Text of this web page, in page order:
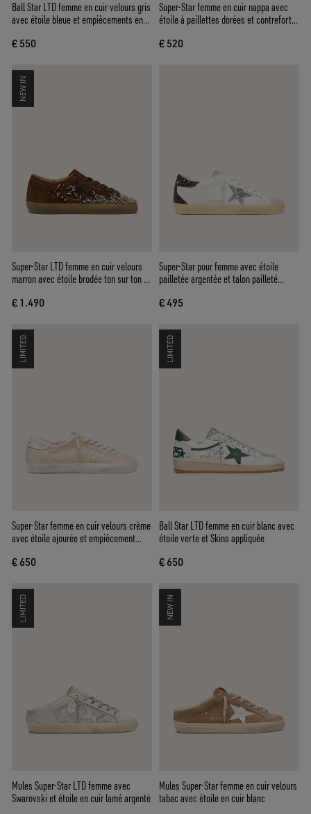
Ball Star LTD femme en cuir velours gris
avec étoile bleue et empiècements en
€ 550
Super-Star femme en cuir nappa avec
étoile à paillettes dorées et contrefort à
€ 520
NEW IN
Super-Star LTD femme en cuir velours
marron avec étoile brodée ton sur ton et
€ 1.490
Super-Star pour femme avec étoile
pailletée argentée et talon pailleté
€ 495
LIMITED
Super-Star femme en cuir velours crème
avec étoile ajourée et empiècement
€ 650
LIMITED
Ball Star LTD femme en cuir blanc avec
étoile verte et Skins appliquée
€ 650
LIMITED
Mules Super-Star LTD femme avec
Swarovski et étoile en cuir lamé argenté
NEW IN
Mules Super-Star femme en cuir velours
tabac avec étoile en cuir blanc